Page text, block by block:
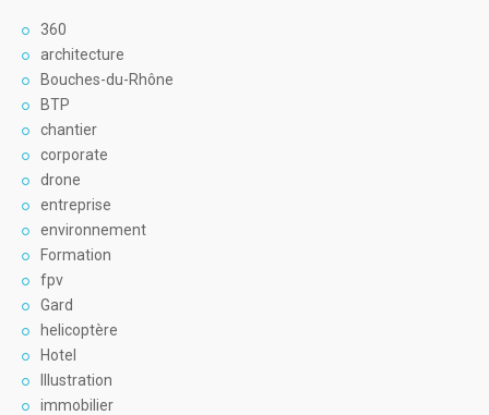
360
architecture
Bouches-du-Rhône
BTP
chantier
corporate
drone
entreprise
environnement
Formation
fpv
Gard
helicoptère
Hotel
Illustration
immobilier